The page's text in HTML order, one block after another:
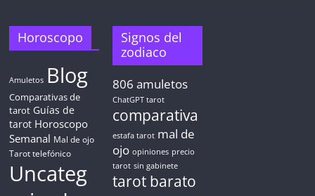
TAROT GRATIS
✓ Sin cargos automáticos. El chat se detiene al finalizar el
crédito
Horoscopo
Amuletos Blog
Comparativas de
tarot Guías de
tarot Horoscopo
Semanal Mal de ojo
Tarot telefónico
Uncateg
Signos del
zodiaco
806 amuletos
ChatGPT tarot
comparativa
estafa tarot mal de
ojo opiniones precio
tarot sin gabinete
tarot barato